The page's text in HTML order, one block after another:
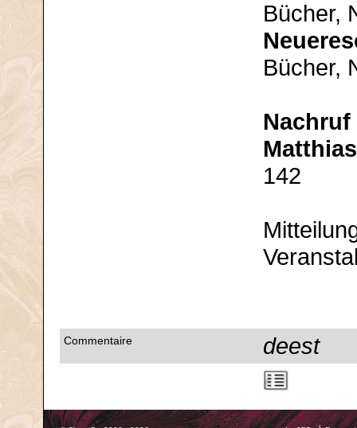
Bücher,
Bücher,
Nachruf
142
Commentaire deest